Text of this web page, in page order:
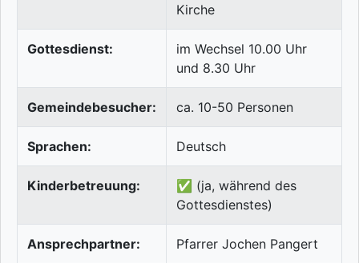
Kirche
Gottesdienst:
im Wechsel 10.00 Uhr
und 8.30 Uhr
Gemeindebesucher: ca. 10-50 Personen
Sprachen: Deutsch
Kinderbetreuung:
✅ (ja, während des
Gottesdienstes)
Ansprechpartner: Pfarrer Jochen Pangert